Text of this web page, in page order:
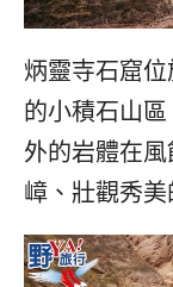
炳靈寺石窟
的小積石山
外的岩體在
嶂、壯觀秀美